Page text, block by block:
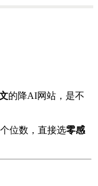
的降AI网站，是不
位数，直接选零感